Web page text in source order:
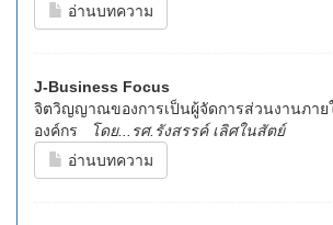
อ่านบทความ
J-Business Focus
จิตวิญญาณของการเป็นผู้จัดการส่วนงานภาย
องค์กร
โดย...รศ.รังสรรค์ เลิศในสัตย์
อ่านบทความ